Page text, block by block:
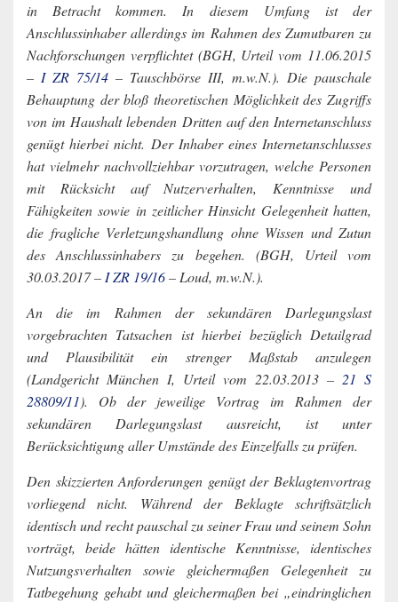
in Betracht kommen. In diesem Umfang ist der
Anschlussinhaber allerdings im Rahmen des Zumutbaren zu
Nachforschungen verpflichtet (BGH, Urteil vom 11.06.2015
– I ZR 75/14 – Tauschbörse III, m.w.N.). Die pauschale
Behauptung der bloß theoretischen Möglichkeit des Zugriffs
von im Haushalt lebenden Dritten auf den Internetanschluss
genügt hierbei nicht. Der Inhaber eines Internetanschlusses
hat vielmehr nachvollziehbar vorzutragen, welche Personen
mit Rücksicht auf Nutzerverhalten, Kenntnisse und
Fähigkeiten sowie in zeitlicher Hinsicht Gelegenheit hatten,
die fragliche Verletzungshandlung ohne Wissen und Zutun
des Anschlussinhabers zu begehen. (BGH, Urteil vom
30.03.2017 – I ZR 19/16– Loud, m.w.N.).
An die im Rahmen der sekundären Darlegungslast
vorgebrachten Tatsachen ist hierbei bezüglich Detailgrad
und Plausibilität ein strenger Maßstab anzulegen
(Landgericht München I, Urteil vom 22.03.2013 – 21 S
28809/11). Ob der jeweilige Vortrag im Rahmen der
sekundären Darlegungslast ausreicht, ist unter
Berücksichtigung aller Umstände des Einzelfalls zu prüfen.
Den skizzierten Anforderungen genügt der Beklagtenvortrag
vorliegend nicht. Während der Beklagte schriftsätzlich
identisch und recht pauschal zu seiner Frau und seinem Sohn
vorträgt, beide hätten identische Kenntnisse, identisches
Nutzungsverhalten sowie gleichermaßen Gelegenheit zu
Tatbegehung gehabt und gleichermaßen bei „eindringlichen